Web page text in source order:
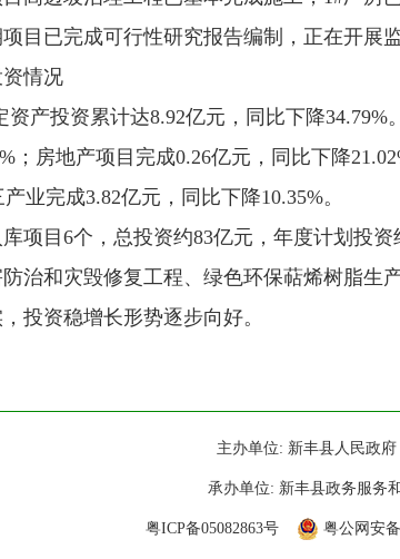
目已完成可行性研究报告编制，正在开展
情况
投资累计达8.92亿元，同比下降34.79%
；房地产项目完成0.26亿元，同比下降
业完成3.82亿元，同比下降10.35%。
目6个，总投资约83亿元，年度计划投资
防治和灾毁修复工程、绿色环保萜烯树脂
投资稳增长形势逐步向好。
主办单位: 新丰县人民政
承办单位: 新丰县政务服务
粤ICP备05082863号 粤公网安